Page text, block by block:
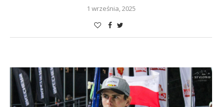
1 września, 2025